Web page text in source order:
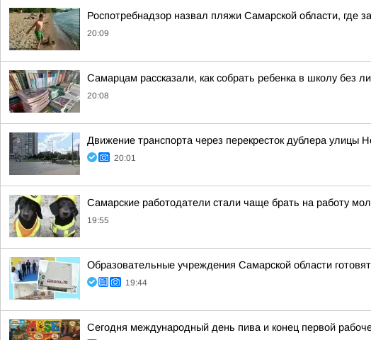
Роспотребнадзор назвал пляжи Самарской области, где
20:09
Самарцам рассказали, как собрать ребенка в школу без
20:08
Движение транспорта через перекресток дублера
20:01
Самарские работодатели стали чаще брать на работу
19:55
Образовательные учреждения Самарской области
19:44
Сегодня международный день пива и конец первой